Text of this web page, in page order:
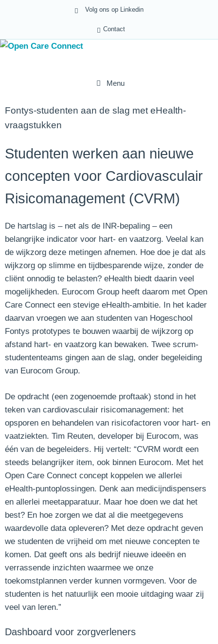
Volg ons op Linkedin
Contact
Menu
Fontys-studenten aan de slag met eHealth-
vraagstukken
Studenten werken aan nieuwe
concepten voor Cardiovasculair
Risicomanagement (CVRM)
De hartslag is – net als de INR-bepaling – een
belangrijke indicator voor hart- en vaatzorg. Veelal kan
de wijkzorg deze metingen afnemen. Hoe doe je dat als
wijkzorg op slimme en tijdbesparende wijze, zonder de
cliënt onnodig te belasten? eHealth biedt daarin veel
mogelijkheden. Eurocom Group heeft daarom met Open
Care Connect een stevige eHealth-ambitie. In het kader
daarvan vroegen we aan studenten van Hogeschool
Fontys prototypes te bouwen waarbij de wijkzorg op
afstand hart- en vaatzorg kan bewaken. Twee scrum-
studententeams gingen aan de slag, onder begeleiding
van Eurocom Group.
De opdracht (een zogenoemde proftaak) stond in het
teken van cardiovasculair risicomanagement: het
opsporen en behandelen van risicofactoren voor hart- en
vaatziekten. Tim Reuten, developer bij Eurocom, was
één van de begeleiders. Hij vertelt: “CVRM wordt een
steeds belangrijker item, ook binnen Eurocom. Met het
Open Care Connect concept koppelen we allerlei
eHealth-puntoplossingen. Denk aan medicijndispensers
en allerlei meetapparatuur. Maar hoe doen we dat het
best? En hoe zorgen we dat al die meetgegevens
waardevolle data opleveren? Met deze opdracht geven
we studenten de vrijheid om met nieuwe concepten te
komen. Dat geeft ons als bedrijf nieuwe ideeën en
verrassende inzichten waarmee we onze
toekomstplannen verder kunnen vormgeven. Voor de
studenten is het natuurlijk een mooie uitdaging waar zij
veel van leren.”
Dashboard voor zorgverleners